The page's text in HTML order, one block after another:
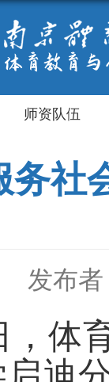
师资队伍
务
发布
，体
迪